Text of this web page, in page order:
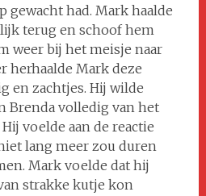
gewacht had. Mark haalde
terug en schoof hem
weer bij het meisje naar
herhaalde Mark deze
en zachtjes. Hij wilde
Brenda volledig van het
voelde aan de reactie
lang meer zou duren
Mark voelde dat hij
strakke kutje kon